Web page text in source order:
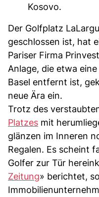
Kosovo.
Der Golfplatz
geschlossen ist, hat
Pariser Firma
Anlage, die etwa
Basel entfernt ist,
neue Ära ein.
Trotz des
Platzes mit
glänzen im Inneren
Regalen. Es scheint
Golfer zur Tür
Zeitung» berichtet,